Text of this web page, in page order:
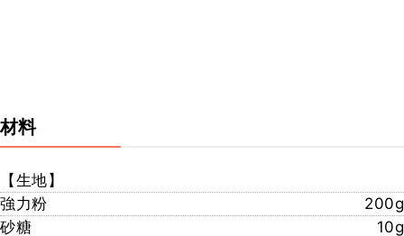
材料
【生地】
強力粉
200g
砂糖
10g